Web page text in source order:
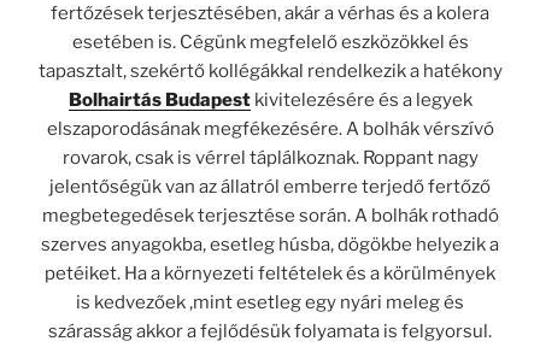
fertőzések terjesztésében, akár a vérhas és a kolera
esetében is. Cégünk megfelelő eszközökkel és
tapasztalt, szekértő kollégákkal rendelkezik a hatékony
Bolhairtás Budapestkivitelezésére és a legyek
elszaporodásának megfékezésére. A bolhák vérszívó
rovarok, csak is vérrel táplálkoznak. Roppant nagy
jelentőségük van az állatról emberre terjedő fertőző
megbetegedések terjesztése során. A bolhák rothadó
szerves anyagokba, esetleg húsba, dögökbe helyezik a
petéiket. Ha a környezeti feltételek és a körülmények
is kedvezőek ,mint esetleg egy nyári meleg és
szárasság akkor a fejlődésük folyamata is felgyorsul.